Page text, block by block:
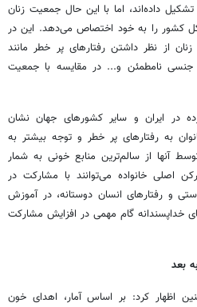
داده‌اند، اما با این حال جمعیت زنان
کشور را به خود اختصاص می‌دهد. این در
از نظر داشتن رفتارهای پر خطر مانند
جنسی نامطمئن و... در مقایسه با جمعیت
در ایران و سایر کشورهای جهان نشان
به رفتارهای پر خطر و توجه بیشتر به
آنها از سالم‌ترین منابع خونی به شمار
اصلی خانواده می‌توانند با مشارکت در
و رفتارهای انسان دوستانه، در آموزش
خداپسندانه گام مهمی در افزایش مشارکت
اظهار کرد: بر اساس آمار، اهدای خون